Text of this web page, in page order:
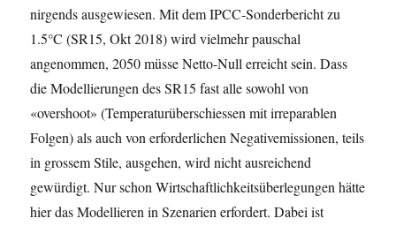
nirgends ausgewiesen. Mit dem IPCC-Sonderbericht zu
1.5°C (SR15, Okt 2018) wird vielmehr pauschal
angenommen, 2050 müsse Netto-Null erreicht sein. Dass
die Modellierungen des SR15 fast alle sowohl von
«overshoot» (Temperaturüberschiessen mit irreparablen
Folgen) als auch von erforderlichen Negativemissionen, teils
in grossem Stile, ausgehen, wird nicht ausreichend
gewürdigt. Nur schon Wirtschaftlichkeitsüberlegungen hätte
hier das Modellieren in Szenarien erfordert. Dabei ist